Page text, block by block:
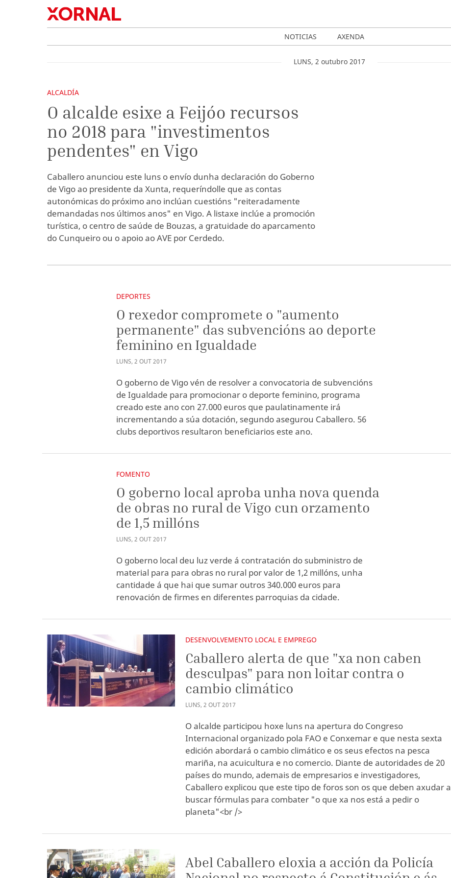
NOTICIAS AXENDA
LUNS, 2 outubro 2017
ALCALDÍA
O alcalde esixe a Feijóo recursos
no 2018 para "investimentos
pendentes" en Vigo
Caballero anunciou este luns o envío dunha declaración do Goberno
de Vigo ao presidente da Xunta, requeríndolle que as contas
autonómicas do próximo ano inclúan cuestións "reiteradamente
demandadas nos últimos anos" en Vigo. A listaxe inclúe a promoción
turística, o centro de saúde de Bouzas, a gratuidade do aparcamento
do Cunqueiro ou o apoio ao AVE por Cerdedo.
DEPORTES
O rexedor compromete o "aumento
permanente" das subvencións ao deporte
feminino en Igualdade
LUNS,2 OUT2017
O goberno de Vigo vén de resolver a convocatoria de subvencións
de Igualdade para promocionar o deporte feminino, programa
creado este ano con 27.000 euros que paulatinamente irá
incrementando a súa dotación, segundo asegurou Caballero. 56
clubs deportivos resultaron beneficiarios este ano.
FOMENTO
O goberno local aproba unha nova quenda
de obras no rural de Vigo cun orzamento
de 1,5 millóns
LUNS,2 OUT2017
O goberno local deu luz verde á contratación do subministro de
material para para obras no rural por valor de 1,2 millóns, unha
cantidade á que hai que sumar outros 340.000 euros para
renovación de firmes en diferentes parroquias da cidade.
DESENVOLVEMENTO LOCAL E EMPREGO
Caballero alerta de que "xa non caben
desculpas" para non loitar contra o
cambio climático
LUNS,2 OUT2017
O alcalde participou hoxe luns na apertura do Congreso
Internacional organizado pola FAO e Conxemar e que nesta sexta
edición abordará o cambio climático e os seus efectos na pesca
mariña, na acuicultura e no comercio. Diante de autoridades de 20
países do mundo, ademais de empresarios e investigadores,
Caballero explicou que este tipo de foros son os que deben axudar a
buscar fórmulas para combater "o que xa nos está a pedir o
planeta"<br />
Abel Caballero eloxia a acción da Policía